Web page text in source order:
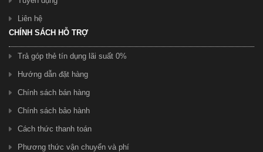
Liên hệ
CHÍNH SÁCH HỖ TRỢ
Trả góp thẻ tín dụng lãi suất 0%
Hướng dẫn đặt hàng
Chính sách bán hàng
Chính sách bảo hành
Cách thức thanh toán
Phương thức vận chuyển và phí